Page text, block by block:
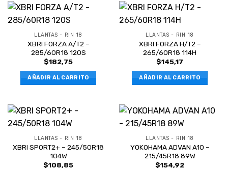
LLANTAS - RIN 18
XBRI FORZA A/T2 –
285/60R18 120S
$182,75
AÑADIR AL CARRITO
LLANTAS - RIN 18
XBRI FORZA H/T2 –
265/60R18 114H
$145,17
AÑADIR AL CARRITO
LLANTAS - RIN 18
XBRI SPORT2+ – 245/50R18
104W
$108,85
LLANTAS - RIN 18
YOKOHAMA ADVAN A10 –
215/45R18 89W
$154,92